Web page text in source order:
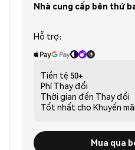
Nhà cung cấp bên thứ
Hỗ trợ:
Tiền tệ 50+
Phí Thay đổi
Thời gian đến Thay đổi
Tốt nhất cho Khuyến
Mua qua